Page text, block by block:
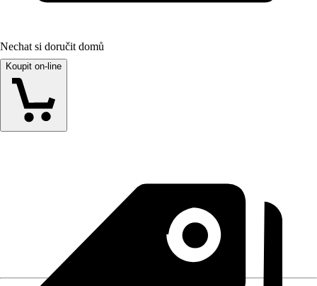
Nechat si doručit domů
Koupit on-line